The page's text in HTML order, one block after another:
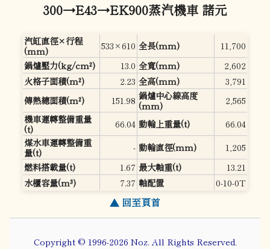
300→E43→EK900蒸汽機車 諸元
汽缸直徑×行程
(mm)
533×610 全長(mm)
11,700
鍋爐壓力(kg/cm²)
13.0 全寬(mm)
2,602
火格子面積(m²)
2.23 全高(mm)
3,791
傳熱總面積(m²)
151.98 鍋爐中心線高度
(mm)
2,565
機車運轉整備重量
(t)
66.04 動輪上重量(t)
66.04
煤水車運轉整備重
量(t)
- 動輪直徑(mm)
1,205
燃料搭載量(t)
1.67 最大軸重(t)
13.21
水櫃容量(m³)
7.37 軸配置 0-10-0T
▲ 回至頁首
Copyright © 1996-2026 Noz. All Rights Reserved.